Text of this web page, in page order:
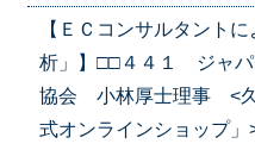
【ＥＣコンサルタント
析」】□□４４１ ジャパ
協会 小林厚士理事 <久
式オンラインショップ